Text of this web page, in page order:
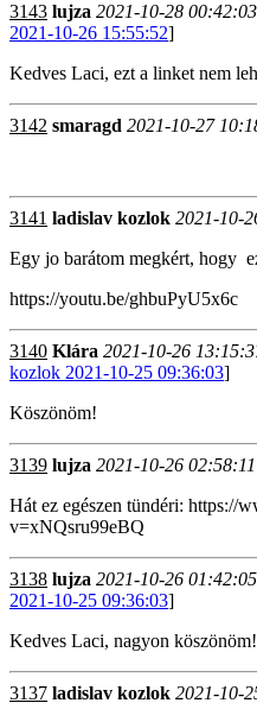
3143 lujza 2021-10-28 00:42:03
2021-10-26 15:55:52]
Kedves Laci, ezt a linket nem
3142 smaragd 2021-10-27
3141 ladislav kozlok 2021-10-
Egy jo barátom megkért, hogy
https://youtu.be/ghbuPyU5x6c
3140 Klára 2021-10-26
kozlok 2021-10-25 09:36:03]
Köszönöm!
3139 lujza 2021-10-26 02:58:11
Hát ez egészen tündéri: https://
v=xNQsru99eBQ
3138 lujza 2021-10-26 01:42:05
2021-10-25 09:36:03]
Kedves Laci, nagyon köszönöm!
3137 ladislav kozlok 2021-10-